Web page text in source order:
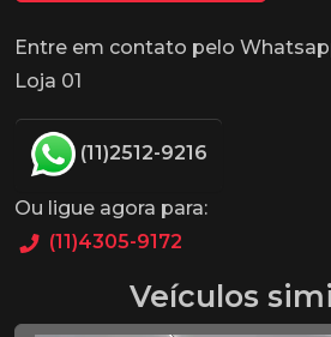
Entre em contato pelo
Loja 01
(11)2512-9216
Ou ligue agora para:
(11)4305-9172
Veículos